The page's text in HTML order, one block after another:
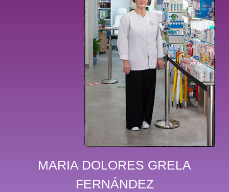
MARIA DOLORES GRELA
FERNÁNDEZ